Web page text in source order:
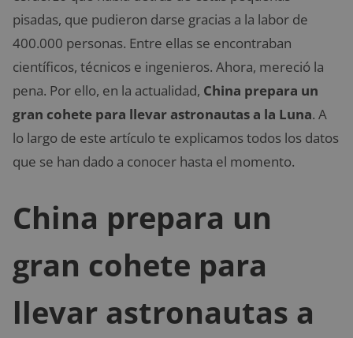
pisadas, que pudieron darse gracias a la labor de
400.000 personas. Entre ellas se encontraban
científicos, técnicos e ingenieros. Ahora, mereció la
pena. Por ello, en la actualidad, China prepara un
gran cohete para llevar astronautas a la Luna. A
lo largo de este artículo te explicamos todos los datos
que se han dado a conocer hasta el momento.
China prepara un
gran cohete para
llevar astronautas a